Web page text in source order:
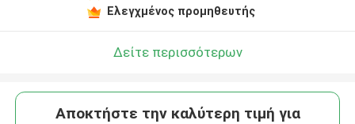
Ελεγχμένος προμηθευτής
Δείτε περισσότερων
Αποκτήστε την καλύτερη τιμή για